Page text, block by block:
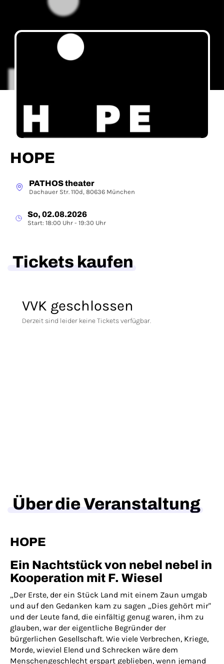
HOPE
PATHOS theater
Dachauer Str. 110d, 80636 München
So, 02.08.2026
Start: 18:00 Uhr - 19:30 Uhr
Tickets kaufen
VVK geschlossen
Derzeit sind leider keine Tickets verfügbar.
Über die Veranstaltung
HOPE
Ein Nachtstück von nebel nebel in
Kooperation mit F. Wiesel
„Der Erste, der ein Stück Land mit einem Zaun umgab
und auf den Gedanken kam zu sagen „Dies gehört mir"
und der Leute fand, die einfältig genug waren, ihm zu
glauben, war der eigentliche Begründer der
bürgerlichen Gesellschaft. Wie viele Verbrechen, Kriege,
Morde, wieviel Elend und Schrecken wäre dem
Menschengeschlecht erspart geblieben, wenn jemand